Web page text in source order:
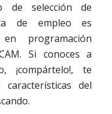
de selección de
de empleo es
en programación
Si conoces a
¡compártelo!, te
del